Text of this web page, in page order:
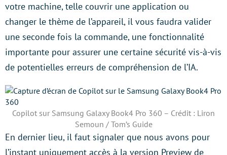
votre machine, telle couvrir une application ou
changer le thème de l’appareil, il vous faudra valider
une seconde fois la commande, une fonctionnalité
importante pour assurer une certaine sécurité vis-à-vis
de potentielles erreurs de compréhension de l’IA.
Copilot sur Samsung Galaxy Book4 Pro 360 – Crédit : Liron
Semoun / Tom’s Guide
En dernier lieu, il faut signaler que nous avons pour
l’instant uniquement accès à la version Preview de